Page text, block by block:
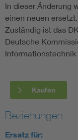
In dieser Änderung
einen neuen ersetzt.
Zuständig ist das
Deutsche
Informationstechnik
Kaufen
Beziehungen
Ersatz für: